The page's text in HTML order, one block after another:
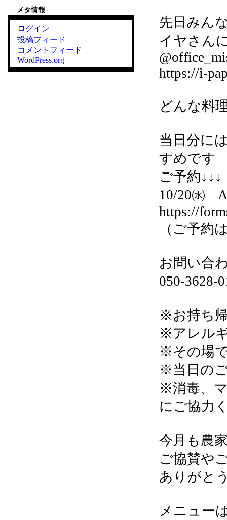
先日みん
イヤさん
https://i-
どんな料
当日分に
すめです
ご予約↓↓↓
10/20㈬
https://
（ご予約
お問い合
050-3628-
※お持ち
※アレル
※その場
※当日の
※消毒、
にご協力
今月も農
ご協賛や
ありがと
メニュー
メタ情報
ログイン
投稿フィード
コメントフィード
WordPress.org